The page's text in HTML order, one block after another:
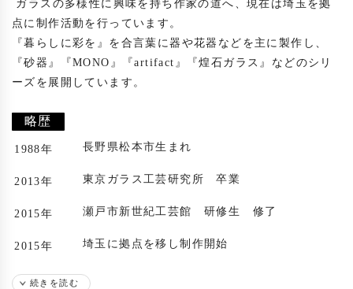
点に制作活動を行っています。
『暮らしに彩を』を合言葉に器や花器などを主に製作し、
『砂器』『MONO』『artifact』『煌石ガラス』などのシリ
ーズを展開しています。
略歴
1988年 長野県松本市生まれ
2013年 東京ガラス工芸研究所 卒業
2015年 瀬戸市新世紀工芸館 研修生 修了
2015年 埼玉に拠点を移し制作開始
続きを読む